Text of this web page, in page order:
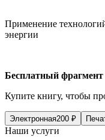
Применение
энергии
Бесплатный фрагмент
Купите книгу, чтобы
Электронная200 ₽
Наши услуги